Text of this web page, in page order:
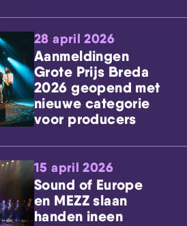
28 april 2026
Aanmeldingen
Grote Prijs Breda
2026 geopend met
nieuwe categorie
voor producers
15 april 2026
Sound of Europe
en MEZZ slaan
handen ineen